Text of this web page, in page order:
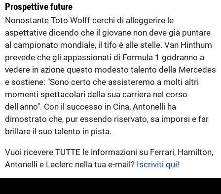
Prospettive future
Nonostante Toto Wolff cerchi di alleggerire le
aspettative dicendo che il giovane non deve già puntare
al campionato mondiale, il tifo è alle stelle. Van Hinthum
prevede che gli appassionati di Formula 1 godranno a
vedere in azione questo modesto talento della Mercedes
e sostiene: "Sono certo che assisteremo a molti altri
momenti spettacolari della sua carriera nel corso
dell'anno". Con il successo in Cina, Antonelli ha
dimostrato che, pur essendo riservato, sa imporsi e far
brillare il suo talento in pista.
Vuoi ricevere TUTTE le informazioni su Ferrari, Hamilton,
Antonelli e Leclerc nella tua e-mail? Iscriviti qui!